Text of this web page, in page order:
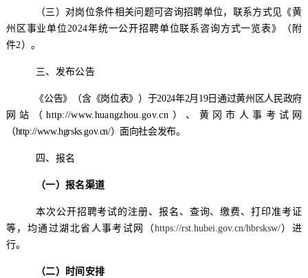
（三）对岗位条件相关问题可咨询招聘单位，联系方式见《黄
州区 事业单位2024年统一公开招聘单位联系咨询方式一览表 》（附
件2） 。
三、发布公告
《公告》（含《岗位表》）于2024年2月 19日通过黄州区人民政府
网站（http://www.huangzhou.gov.cn） 、黄冈市人事考试网
（http://www.hgrsks.gov.cn/）面向社会发布。
四 、报名
（一）报名渠道
本次公开招聘考试的 注册、 报名、查询、缴费 、打印准考证
等 ，均通过湖北省人事考试网（https://rst.hubei.gov.cn/hbrsksw/）进
行。
（二）时间安排